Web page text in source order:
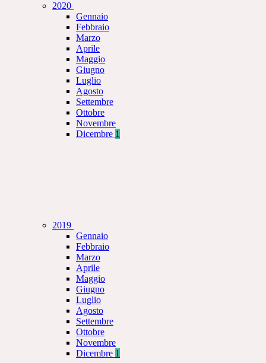
2020
Gennaio
Febbraio
Marzo
Aprile
Maggio
Giugno
Luglio
Agosto
Settembre
Ottobre
Novembre
Dicembre 1
2019
Gennaio
Febbraio
Marzo
Aprile
Maggio
Giugno
Luglio
Agosto
Settembre
Ottobre
Novembre
Dicembre 1